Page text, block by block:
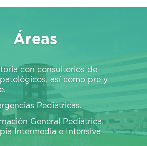
Áreas
con consultorios de
así como pre y
Pediátricas.
General Pediátrica.
Intermedia e Intensiva